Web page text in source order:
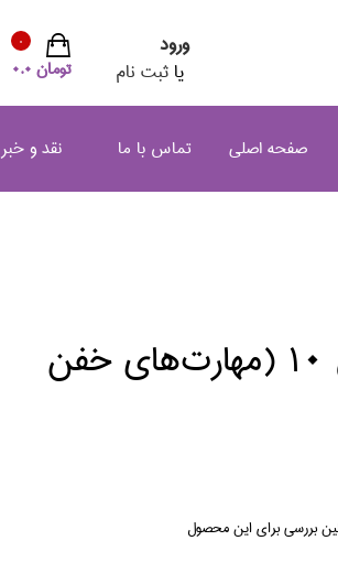
ورود
یا ثبت نام تومان 0.0
0
صفحه اصلی تماس با ما نقد و خبر
تام گيتس 10 (مهارت‌هاي خفن
بررسی برای این محصول